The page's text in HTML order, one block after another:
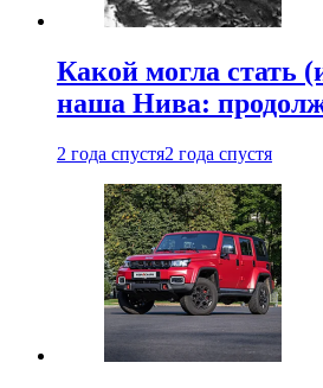
Какой могла стать
наша Нива:
2 года спустя2 года спустя